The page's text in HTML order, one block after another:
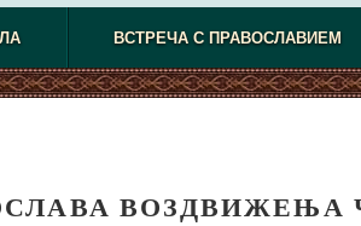
ВСТРЕЧА С ПРАВОСЛАВИЕМ
ВОЗДВИЖЕЊА